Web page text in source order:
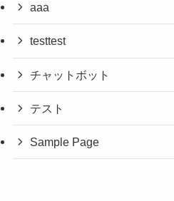
aaa
testtest
チャットボット
テスト
Sample Page